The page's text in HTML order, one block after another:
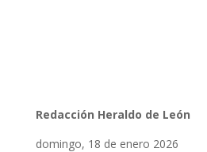
Redacción Heraldo de León
domingo, 18 de enero 2026